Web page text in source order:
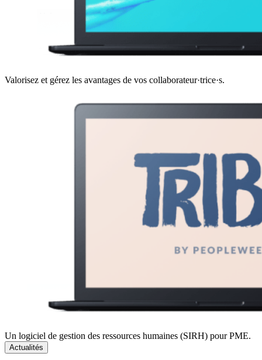
Valorisez et gérez les avantages de vos collaborateur·trice·s.
Un logiciel de gestion des ressources humaines (SIRH) pour PME.
Actualités